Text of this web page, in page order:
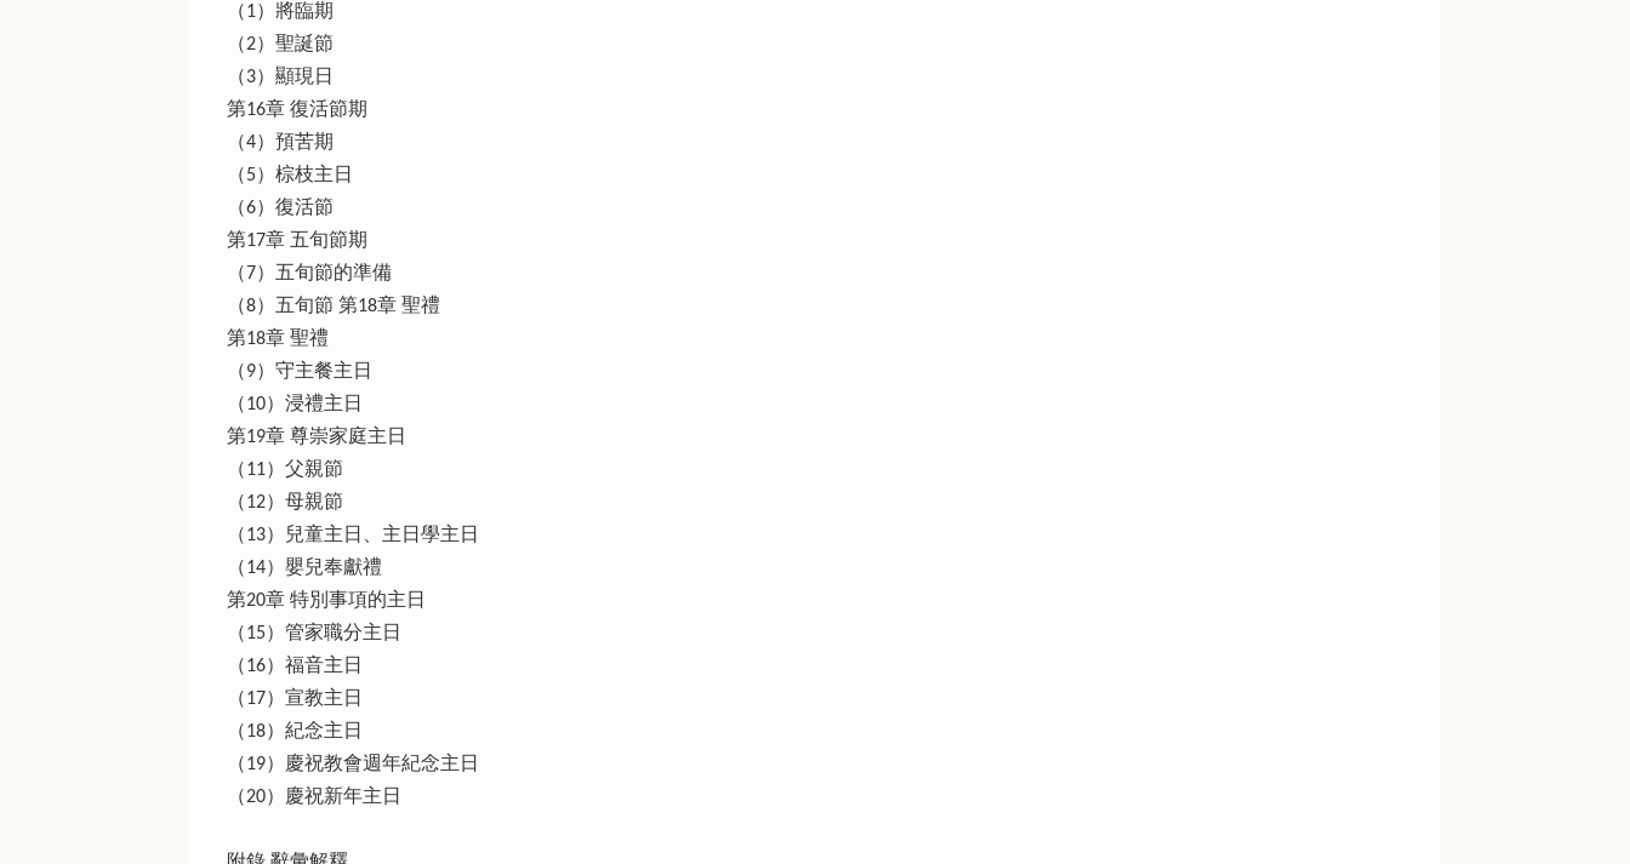
（1）將臨期
（2）聖誕節
（3）顯現日
第16章 復活節期
（4）預苦期
（5）棕枝主日
（6）復活節
第17章 五旬節期
（7）五旬節的準備
（8）五旬節 第18章 聖禮
第18章 聖禮
（9）守主餐主日
（10）浸禮主日
第19章 尊崇家庭主日
（11）父親節
（12）母親節
（13）兒童主日、主日學主日
（14）嬰兒奉獻禮
第20章 特別事項的主日
（15）管家職分主日
（16）福音主日
（17）宣教主日
（18）紀念主日
（19）慶祝教會週年紀念主日
（20）慶祝新年主日